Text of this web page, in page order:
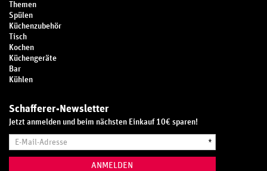
Themen
Spülen
Küchenzubehör
Tisch
Kochen
Küchengeräte
Bar
Kühlen
Schafferer-Newsletter
Jetzt anmelden und beim nächsten Einkauf 10€ sparen!
Mail-
*
ANMELDEN